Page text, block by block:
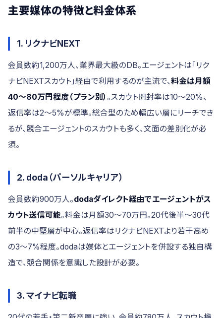
主要媒体の特徴と料金体系
1. リクナビNEXT
会員数約1,200万人、業界最大級のDB。エージェントは「リク
ナビNEXTスカウト」経由で利用するのが主流で、料金は月額
40〜80万円程度（プラン別） 。スカウト開封率は10〜20%、
返信率は2〜5%が標準。総合型のため幅広い層にリーチでき
るが、競合エージェントのスカウトも多く、文面の差別化が必
須。
2. doda（パーソルキャリア）
会員数約900万人。dodaダイレクト経由でエージェントがス
カウト送信可能。料金は月額30〜70万円。20代後半〜30代
前半の中堅層が中心。返信率はリクナビNEXTより若干高め
の3〜7%程度。dodaは媒体とエージェントを併設する独自構
造で、競合関係を意識した設計が必要。
3. マイナビ転職